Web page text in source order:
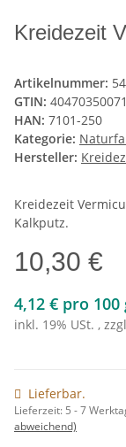
Kreidezeit
Artikelnummer:
GTIN:
HAN: 7101-250
Kategorie:
Hersteller:
Kreidezeit
Kalkputz.
10,30 €
4,12 € pro 100
inkl. 19% USt. ,
Lieferbar.
Lieferzeit: 5 - 7
abweichend)